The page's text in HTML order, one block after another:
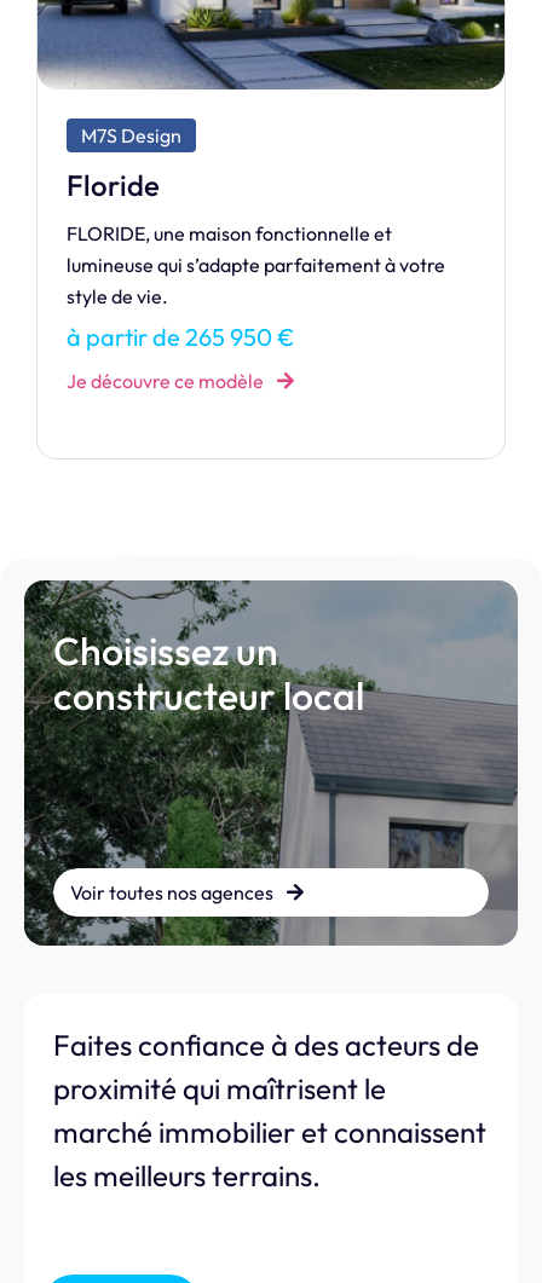
M7S Design
Cristal
Laissez la lumière envahir votre intérieur avec
CRISTAL, une maison où design et clarté se
rencontrent.
à partir de 352 518 €
Je découvre ce modèle
Choisissez un
constructeur local
Voir toutes nos agences
Faites confiance à des acteurs de
proximité qui maîtrisent le
marché immobilier et connaissent
les meilleurs terrains.